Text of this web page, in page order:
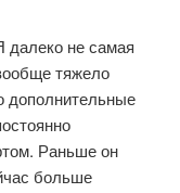
далеко не самая
тяжело
дополнительные
Раньше он
больше